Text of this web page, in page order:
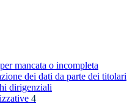
mancata o incompleta
dei dati da parte dei titolari
dirigenziali
4